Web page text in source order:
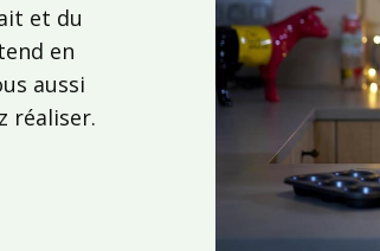
et du
en
aussi
réaliser.